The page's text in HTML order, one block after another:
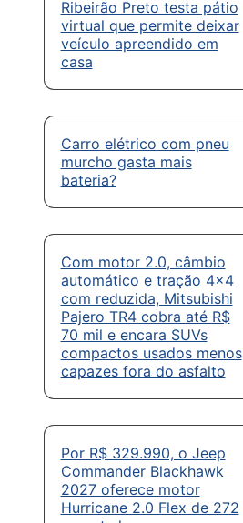
Ribeirão Preto testa pátio
virtual que permite deixar
veículo apreendido em
casa
Carro elétrico com pneu
murcho gasta mais
bateria?
Com motor 2.0, câmbio
automático e tração 4×4
com reduzida, Mitsubishi
Pajero TR4 cobra até R$
70 mil e encara SUVs
compactos usados menos
capazes fora do asfalto
Por R$ 329.990, o Jeep
Commander Blackhawk
2027 oferece motor
Hurricane 2.0 Flex de 272